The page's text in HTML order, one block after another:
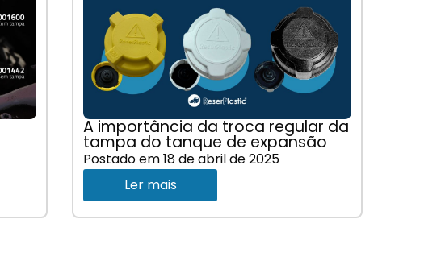
A importância da troca regular da
tampa do tanque de expansão
Postado em18 de abril de 2025
Ler mais